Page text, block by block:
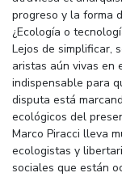
progreso y la forma
¿Ecología o
Lejos de simplificar,
aristas aún vivas en
indispensable para
disputa está
ecológicos del
Marco Piracci lleva
ecologistas y
sociales que están